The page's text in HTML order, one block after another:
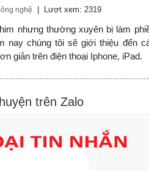
nghệ | Lượt xem: 2319
nhưng thường xuyên bị làm
nay chúng tôi sẽ giới thiệu đến
giản trên điện thoại Iphone, iPad.
trên Zalo